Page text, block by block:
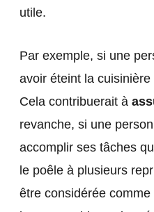
utile.
Par exemple, si une
avoir éteint la
Cela contribuerait à
revanche, si une
accomplir ses tâches
le poêle à plusieurs
être considérée comme